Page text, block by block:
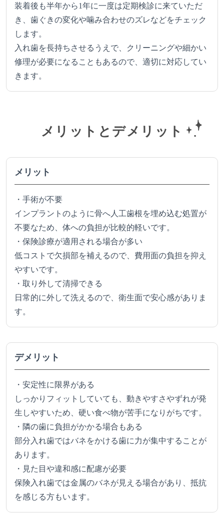
装着後も半年から1年に一度は定期検診に来ていただ
き、歯ぐきの変化や噛み合わせのズレなどをチェック
します。
入れ歯を長持ちさせるうえで、クリーニングや細かい
修理が必要になることもあるので、適切に対応してい
きます。
メリットとデメリット
メリット
・手術が不要
インプラントのように骨へ人工歯根を埋め込む処置が
不要なため、体への負担が比較的軽いです。
・保険診療が適用される場合が多い
低コストで欠損部を補えるので、費用面の負担を抑え
やすいです。
・取り外して清掃できる
日常的に外して洗えるので、衛生面で安心感がありま
す。
デメリット
・安定性に限界がある
しっかりフィットしていても、動きやすさやずれが発
生しやすいため、硬い食べ物が苦手になりがちです。
・隣の歯に負担がかかる場合もある
部分入れ歯ではバネをかける歯に力が集中することが
あります。
・見た目や違和感に配慮が必要
保険入れ歯では金属のバネが見える場合があり、抵抗
を感じる方もいます。